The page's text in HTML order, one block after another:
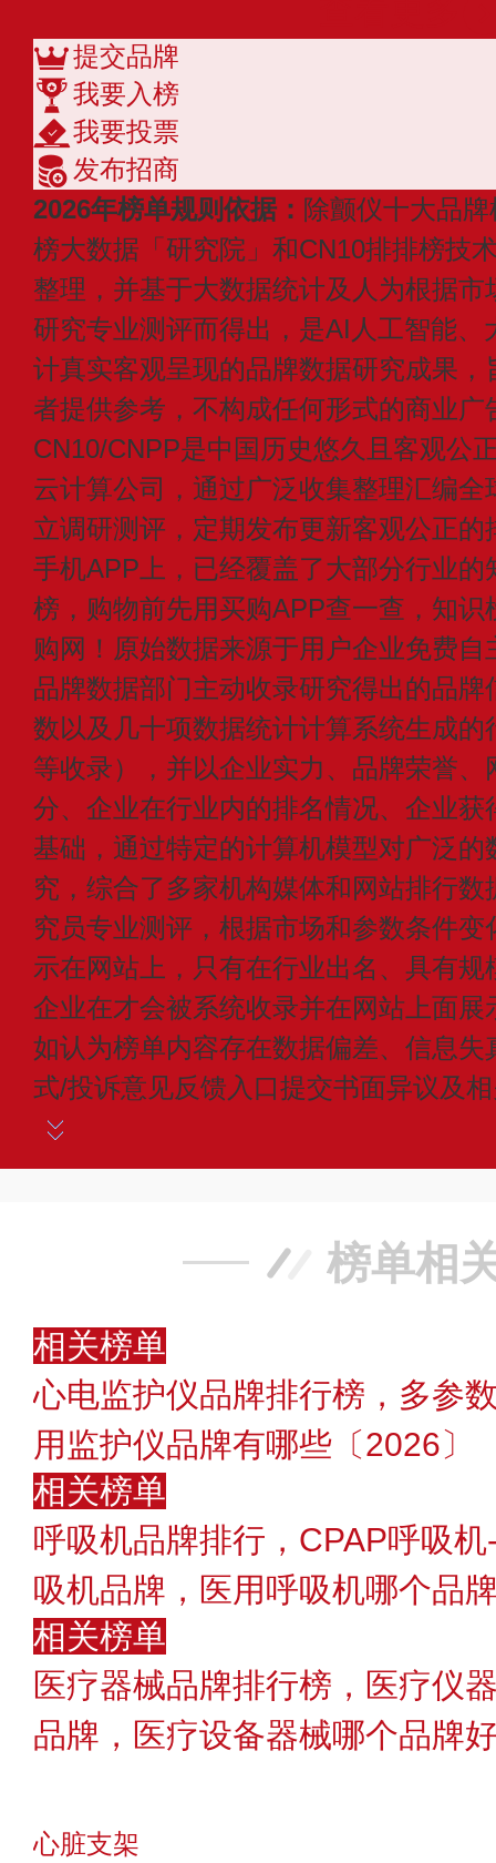
提交品牌
我要入榜
我要投票
发布招商
2026年榜单规则依据： 除颤仪十大品
榜大数据「研究院」和CN10排排榜技
整理，并基于大数据统计及人为根据
研究专业测评而得出，是AI人工智能、
计真实客观呈现的品牌数据研究成果
者提供参考，不构成任何形式的商业广
CN10/CNPP是中国历史悠久且客观公
云计算公司，通过广泛收集整理汇编
立调研测评，定期发布更新客观公正
手机APP上，已经覆盖了大部分行业
榜，购物前先用买购APP查一查，知
购网！原始数据来源于用户企业免费
品牌数据部门主动收录研究得出的品
数以及几十项数据统计计算系统生成
等收录），并以企业实力、品牌荣誉
分、企业在行业内的排名情况、企业
基础，通过特定的计算机模型对广泛
究，综合了多家机构媒体和网站排行
究员专业测评，根据市场和参数条件
示在网站上，只有在行业出名、具有
企业在才会被系统收录并在网站上面
如认为榜单内容存在数据偏差、信息
式/投诉意见反馈入口提交书面异议及
榜单相
相关榜单
心电监护仪品牌排行榜，多参
用监护仪品牌有哪些〔2026〕
相关榜单
呼吸机品牌排行，CPAP呼吸
吸机品牌，医用呼吸机哪个品
相关榜单
医疗器械品牌排行榜，医疗仪
品牌，医疗设备器械哪个品牌
心脏支架